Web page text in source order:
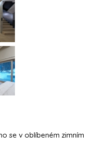
se v oblíbeném zimním